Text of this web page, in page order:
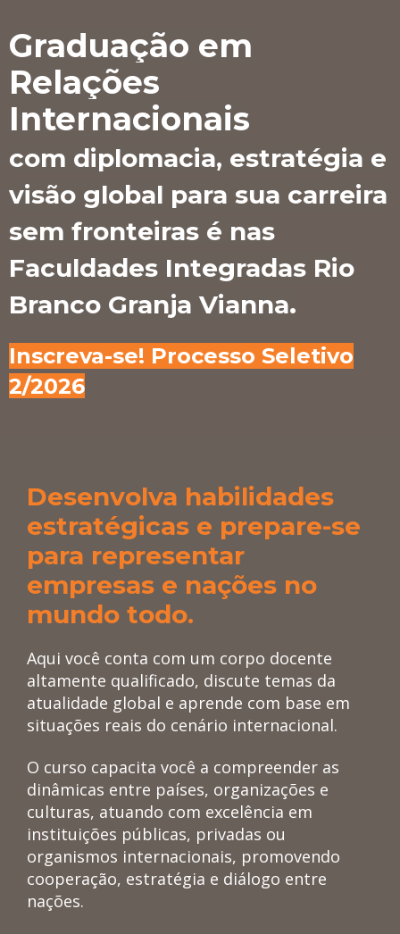
Graduação em
Relações
Internacionais
com diplomacia, estratégia e
visão global para sua carreira
sem fronteiras é nas
Faculdades Integradas Rio
Branco Granja Vianna.
Inscreva-se! Processo Seletivo
2/2026
Desenvolva habilidades
estratégicas e prepare-se
para representar
empresas e nações no
mundo todo.
Aqui você conta com um corpo docente
altamente qualificado, discute temas da
atualidade global e aprende com base em
situações reais do cenário internacional.
O curso capacita você a compreender as
dinâmicas entre países, organizações e
culturas, atuando com excelência em
instituições públicas, privadas ou
organismos internacionais, promovendo
cooperação, estratégia e diálogo entre
nações.